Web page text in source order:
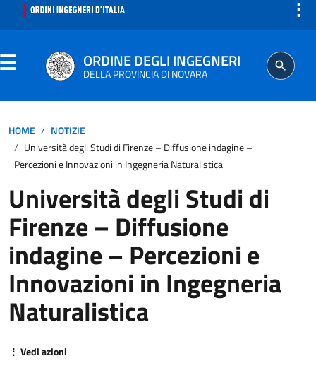
⋮
ORDINE DEGLI INGEGNERI
DELLA PROVINCIA DI NOVARA
SEGRETERIA
ISCRITTO
PROFESSIONE
AGGIORNAMENTO PROFESSIONALE
HOME
NOTIZIE
Università degli Studi di Firenze – Diffusione indagine –
Percezioni e Innovazioni in Ingegneria Naturalistica
Università degli Studi di
Firenze – Diffusione
indagine – Percezioni e
Innovazioni in Ingegneria
Naturalistica
⋮ Vedi azioni